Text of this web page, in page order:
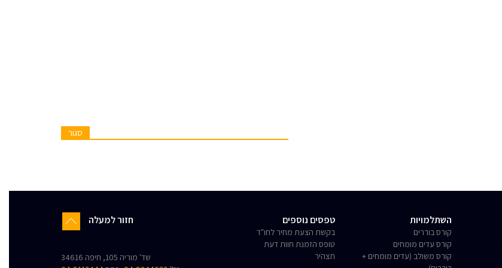
סגור
השתלמויות
קורס בוררים
קורס עדים מומחים
קורס משולב (עדים מומחים +
טפסים נוספים
בקשת הצעת מחיר לחו"ד
טופס הזמנת חוות דעת
תצהיר
חזור למעלה
שד' מוריה 105, חיפה 34616